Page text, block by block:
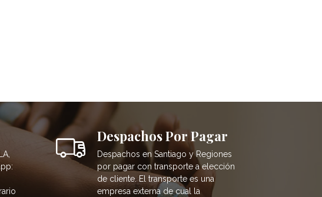
Despachos Por Pagar
Despachos en Santiago y Regiones
por pagar con transporte a elección
de cliente. El transporte es una
empresa externa de cual la